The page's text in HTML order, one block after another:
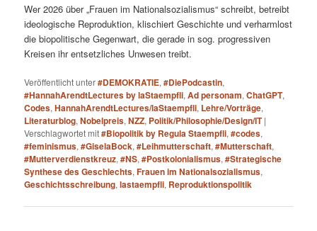
Wer 2026 über „Frauen im Nationalsozialismus“ schreibt, betreibt
ideologische Reproduktion, klischiert Geschichte und verharmlost
die biopolitische Gegenwart, die gerade in sog. progressiven
Kreisen ihr entsetzliches Unwesen treibt.
Veröffentlicht unter#DEMOKRATIE,#DiePodcastin,
#HannahArendtLectures by laStaempfli,Ad personam,ChatGPT,
Codes,HannahArendtLectures/laStaempfli, Lehre/Vorträge,
Literaturblog,Nobelpreis,NZZ, Politik/Philosophie/Design/IT |
Verschlagwortet mit#Biopolitik by Regula Staempfli,#codes,
#feminismus,#GiselaBock,#Leihmutterschaft,#Mutterschaft,
#Mutterverdienstkreuz,#NS,#Postkolonialismus,#Strategische
Synthese des Geschlechts,Frauen im Nationalsozialismus,
Geschichtsschreibung,lastaempfli, Reproduktionspolitik